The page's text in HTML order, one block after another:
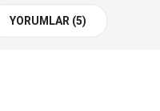
YORUMLAR (5)